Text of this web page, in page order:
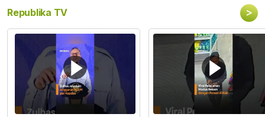
Republika TV >